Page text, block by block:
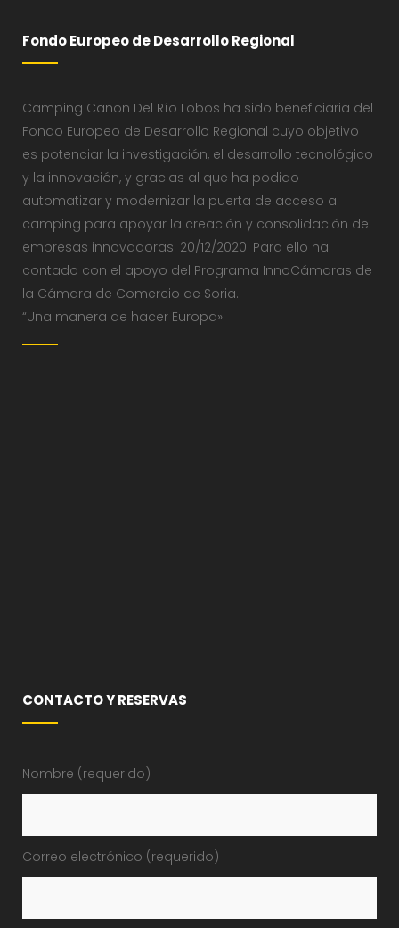
Fondo Europeo de Desarrollo Regional
Camping Cañon Del Río Lobos ha sido beneficiaria del
Fondo Europeo de Desarrollo Regional cuyo objetivo
es potenciar la investigación, el desarrollo tecnológico
y la innovación, y gracias al que ha podido
automatizar y modernizar la puerta de acceso al
camping para apoyar la creación y consolidación de
empresas innovadoras. 20/12/2020. Para ello ha
contado con el apoyo del Programa InnoCámaras de
la Cámara de Comercio de Soria.
“Una manera de hacer Europa»
CONTACTO Y RESERVAS
Nombre (requerido)
Correo electrónico (requerido)